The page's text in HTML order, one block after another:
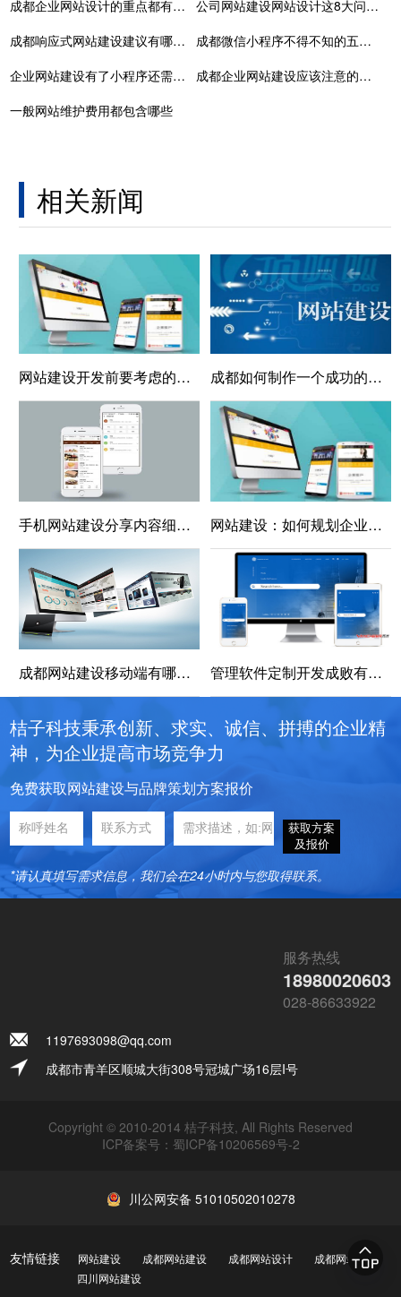
成都企业网站设计的重点都有什么？
公司网站建设网站设计这8大问题需要格外关注！网络推广才有效果
成都响应式网站建设建议有哪些？
成都微信小程序不得不知的五点知识
企业网站建设有了小程序还需要开发APP吗
成都企业网站建设应该注意的五个要点
一般网站维护费用都包含哪些
相关新闻
网站建设开发前要考虑的细节 成都如何制作一个成功的网站?网站设计与制作的详细步骤介绍
手机网站建设分享内容细节的优化技巧 网站建设：如何规划企业网站的风格
成都网站建设移动端有哪些技巧？ 管理软件定制开发成败有哪些关键因素
桔子科技秉承创新、求实、诚信、拼搏的企业精
神，为企业提高市场竞争力
免费获取网站建设与品牌策划方案报价
获取方案
及报价
*请认真填写需求信息，我们会在24小时内与您取得联系。
服务热线
18980020603
028-86633922
1197693098@qq.com
成都市青羊区顺城大街308号冠城广场16层I号
Copyright © 2010-2014 桔子科技, All Rights Reserved
ICP备案号： 蜀ICP备10206569号-2
川公网安备 51010502010278
友情链接 网站建设 成都网站建设 成都网站设计
成都网站制作
四川网站建设